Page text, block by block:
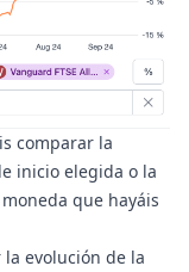
comparar la
inicio elegida o la
que hayáis
evolución de la